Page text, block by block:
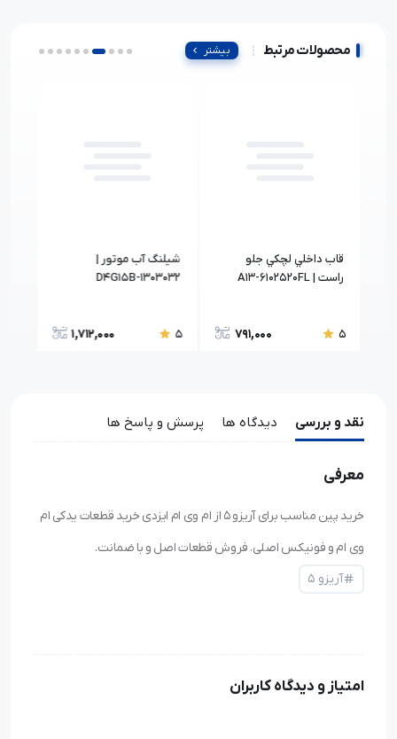
محصولات مرتبط بیشتر
قاب داخلي لچکي جلو
راست | A13-6102520FL
5
791,000
شیلنگ آب موتور |
D4G15B-1303032
5
1,712,000
نقد و بررسی دیدگاه ها پرسش و پاسخ ها
معرفی
خرید پین مناسب برای آریزو ۵ از ام وی ام ایزدی خرید قطعات یدکی ام
وی ام و فونیکس اصلی. فروش قطعات اصل و با ضمانت.
آریزو ۵
امتیاز و دیدگاه کاربران